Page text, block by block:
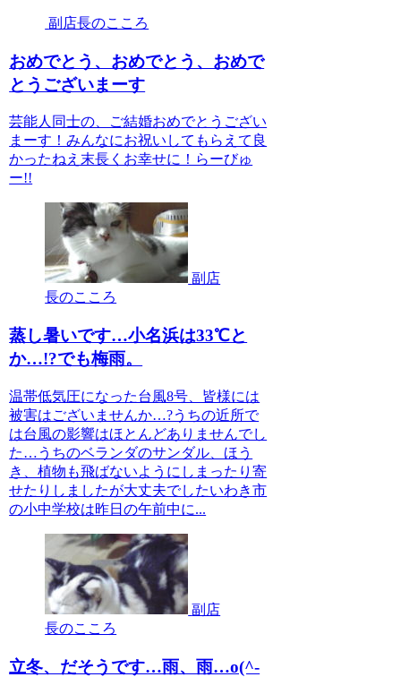
副店長のこころ
おめでとう、おめでとう、おめで
とうございまーす
芸能人同士の、ご結婚おめでとうござい
まーす！みんなにお祝いしてもらえて良
かったねえ末長くお幸せに！らーびゅ
ー!!
副店
長のこころ
蒸し暑いです…小名浜は33℃と
か…!?でも梅雨。
温帯低気圧になった台風8号、皆様には
被害はございませんか…?うちの近所で
は台風の影響はほとんどありませんでし
た…うちのベランダのサンダル、ほう
き、植物も飛ばないようにしまったり寄
せたりしましたが大丈夫でしたいわき市
の小中学校は昨日の午前中に...
副店
長のこころ
立冬、だそうです…雨、雨…o(^-